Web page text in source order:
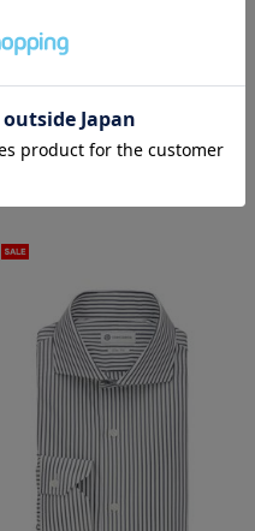
Horizontal ツイル クレリック｜ブ